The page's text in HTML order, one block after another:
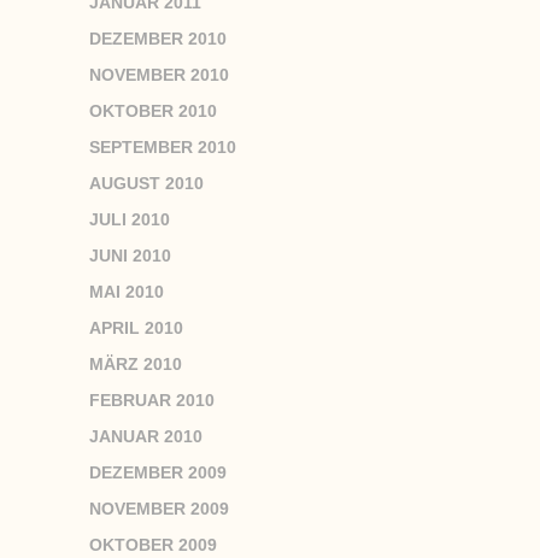
DEZEMBER 2010
NOVEMBER 2010
OKTOBER 2010
SEPTEMBER 2010
AUGUST 2010
JULI 2010
JUNI 2010
MAI 2010
APRIL 2010
MÄRZ 2010
FEBRUAR 2010
JANUAR 2010
DEZEMBER 2009
NOVEMBER 2009
OKTOBER 2009